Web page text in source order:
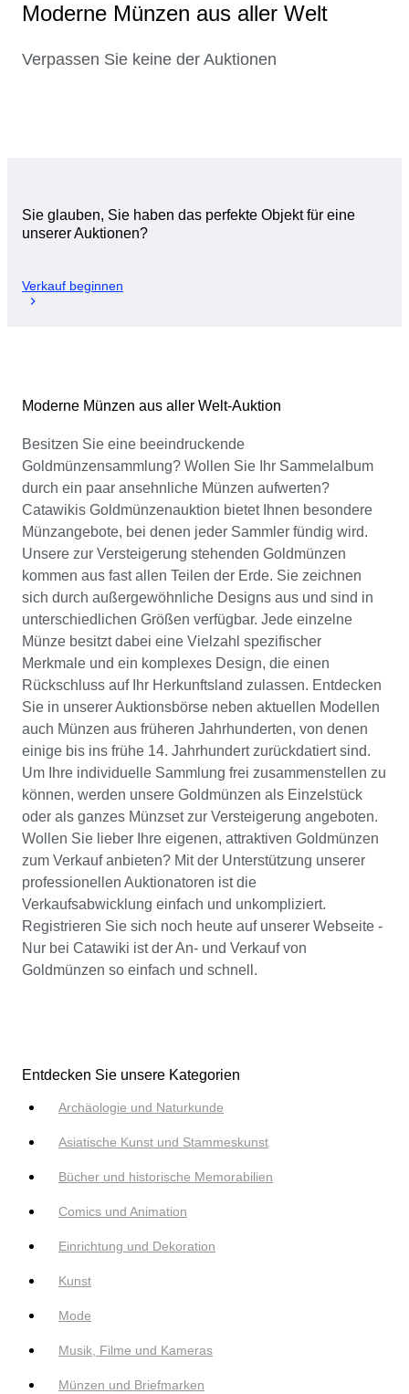
Moderne Münzen aus aller Welt
Verpassen Sie keine der Auktionen
Sie glauben, Sie haben das perfekte Objekt für eine
unserer Auktionen?
Verkauf beginnen
Moderne Münzen aus aller Welt-Auktion
Besitzen Sie eine beeindruckende
Goldmünzensammlung? Wollen Sie Ihr Sammelalbum
durch ein paar ansehnliche Münzen aufwerten?
Catawikis Goldmünzenauktion bietet Ihnen besondere
Münzangebote, bei denen jeder Sammler fündig wird.
Unsere zur Versteigerung stehenden Goldmünzen
kommen aus fast allen Teilen der Erde. Sie zeichnen
sich durch außergewöhnliche Designs aus und sind in
unterschiedlichen Größen verfügbar. Jede einzelne
Münze besitzt dabei eine Vielzahl spezifischer
Merkmale und ein komplexes Design, die einen
Rückschluss auf Ihr Herkunftsland zulassen. Entdecken
Sie in unserer Auktionsbörse neben aktuellen Modellen
auch Münzen aus früheren Jahrhunderten, von denen
einige bis ins frühe 14. Jahrhundert zurückdatiert sind.
Um Ihre individuelle Sammlung frei zusammenstellen zu
können, werden unsere Goldmünzen als Einzelstück
oder als ganzes Münzset zur Versteigerung angeboten.
Wollen Sie lieber Ihre eigenen, attraktiven Goldmünzen
zum Verkauf anbieten? Mit der Unterstützung unserer
professionellen Auktionatoren ist die
Verkaufsabwicklung einfach und unkompliziert.
Registrieren Sie sich noch heute auf unserer Webseite -
Nur bei Catawiki ist der An- und Verkauf von
Goldmünzen so einfach und schnell.
Entdecken Sie unsere Kategorien
Archäologie und Naturkunde
Asiatische Kunst und Stammeskunst
Bücher und historische Memorabilien
Comics und Animation
Einrichtung und Dekoration
Kunst
Mode
Musik, Filme und Kameras
Münzen und Briefmarken